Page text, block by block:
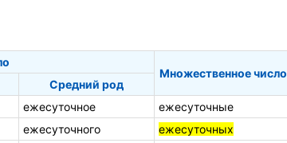
Множественное число
Средний род
ежесуточное
ежесуточные
ежесуточного ежесуточных